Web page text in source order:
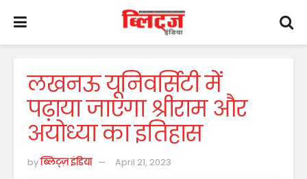
लखनऊ यूनिवर्सिटी में
पढ़ाया जाएगा श्रीराम और
अयोध्या का इतिहास
byब्लिट्ज़ इंडिया April 21, 2023